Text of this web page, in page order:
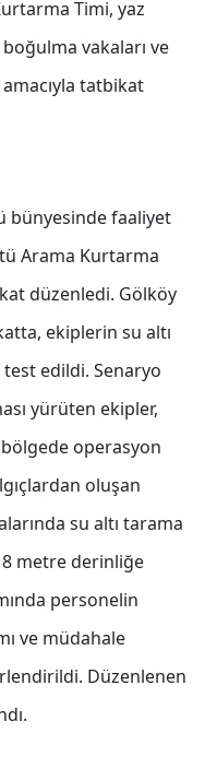
Timi, yaz
vakaları ve
amacıyla tatbikat
bünyesinde faaliyet
Arama Kurtarma
düzenledi. Gölköy
ekiplerin su altı
edildi. Senaryo
yürüten ekipler,
operasyon
oluşan
su altı tarama
metre derinliğe
personelin
ve müdahale
Düzenlenen